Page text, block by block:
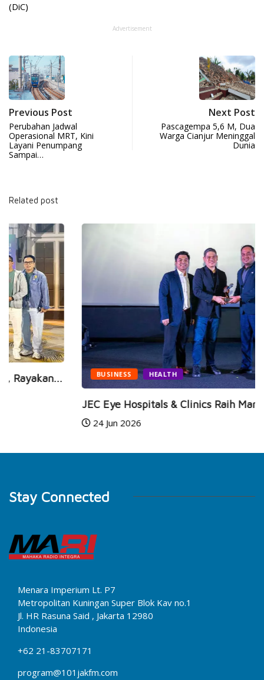
(DiC)
Advertisement
Previous Post
Perubahan Jadwal
Operasional MRT, Kini
Layani Penumpang
Sampai…
Next Post
Pascagempa 5,6 M, Dua
Warga Cianjur Meninggal
Dunia
Related post
BUSINESS HEALTH
JEC Eye Hospitals & Clinics Raih Marketeers...
Stay Connected
Menara Imperium Lt. P7
Metropolitan Kuningan Super Blok Kav no.1
Jl. HR Rasuna Said , Jakarta 12980
Indonesia
+62 21-83707171
program@101jakfm.com